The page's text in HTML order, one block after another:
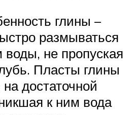
глины –
размываться
не пропуская
Пласты глины
на достаточной
к ним вода